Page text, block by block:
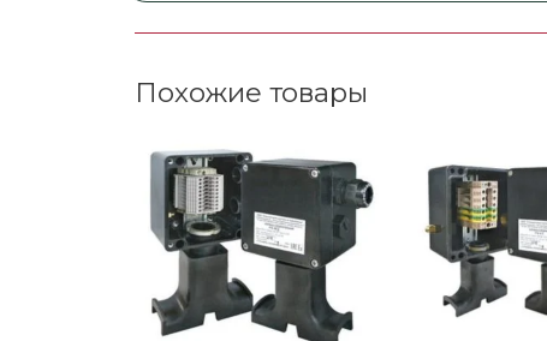
Похожие товары